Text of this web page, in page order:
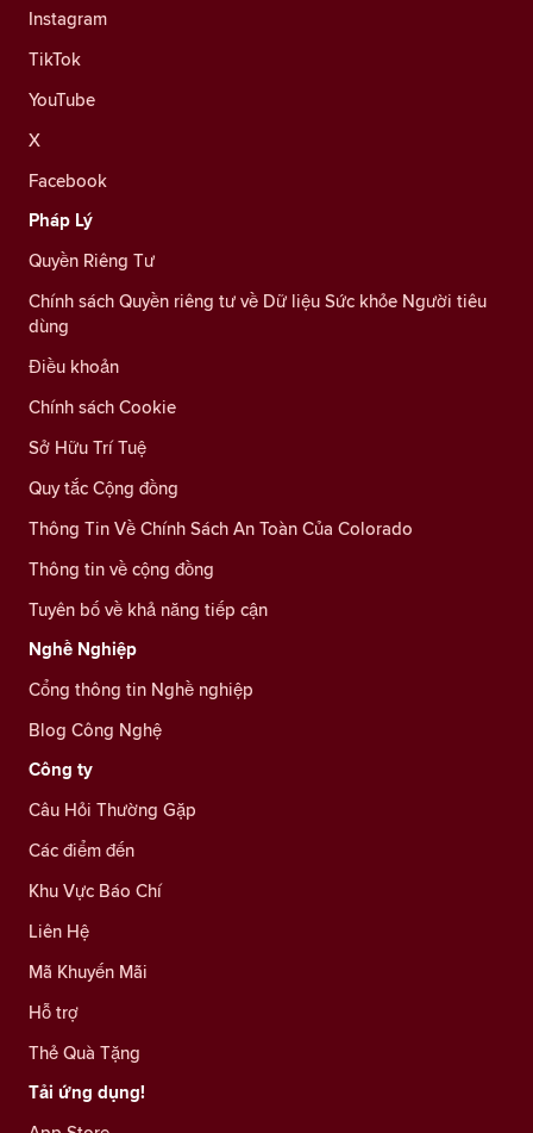
Instagram
TikTok
YouTube
X
Facebook
Pháp Lý
Quyền Riêng Tư
Chính sách Quyền riêng tư về Dữ liệu Sức khỏe Người tiêu
dùng
Điều khoản
Chính sách Cookie
Sở Hữu Trí Tuệ
Quy tắc Cộng đồng
Thông Tin Về Chính Sách An Toàn Của Colorado
Thông tin về cộng đồng
Tuyên bố về khả năng tiếp cận
Nghề Nghiệp
Cổng thông tin Nghề nghiệp
Blog Công Nghệ
Công ty
Câu Hỏi Thường Gặp
Các điểm đến
Khu Vực Báo Chí
Liên Hệ
Mã Khuyến Mãi
Hỗ trợ
Thẻ Quà Tặng
Tải ứng dụng!